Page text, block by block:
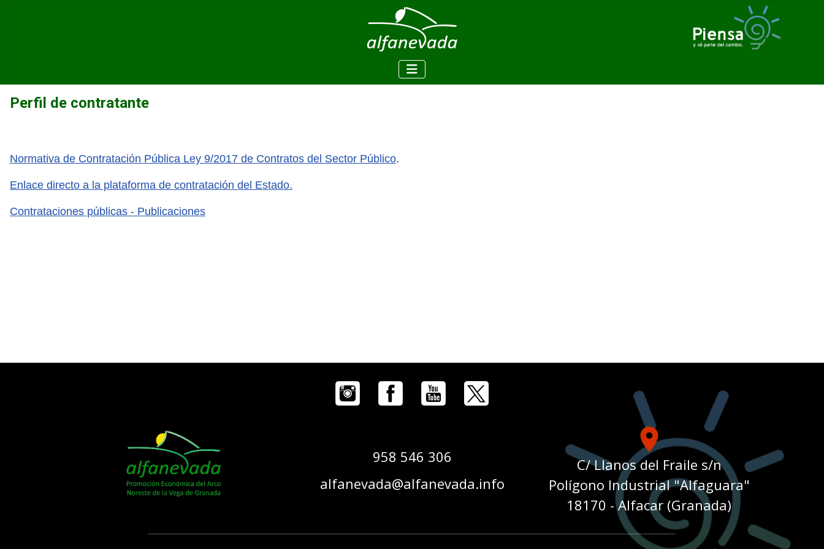
Perfil de contratante
Normativa de Contratación Pública Ley 9/2017 de Contratos del Sector Público.
Enlace directo a la plataforma de contratación del Estado.
Contrataciones públicas - Publicaciones
958 546 306
alfanevada@alfanevada.info
place
C/ Llanos del Fraile s/n
Polígono Industrial "Alfaguara"
18170 - Alfacar (Granada)